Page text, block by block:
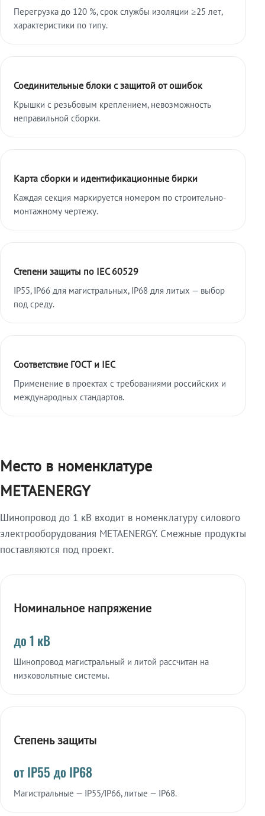
Перегрузка до 120 %, срок службы изоляции ≥25 лет,
характеристики по типу.
Соединительные блоки с защитой от ошибок
Крышки с резьбовым креплением, невозможность
неправильной сборки.
Карта сборки и идентификационные бирки
Каждая секция маркируется номером по строительно-
монтажному чертежу.
Степени защиты по IEC 60529
IP55, IP66 для магистральных, IP68 для литых — выбор
под среду.
Соответствие ГОСТ и IEC
Применение в проектах с требованиями российских и
международных стандартов.
Место в номенклатуре
METAENERGY
Шинопровод до 1 кВ входит в номенклатуру силового
электрооборудования METAENERGY. Смежные продукты
поставляются под проект.
Номинальное напряжение
до 1 кВ
Шинопровод магистральный и литой рассчитан на
низковольтные системы.
Степень защиты
от IP55 до IP68
Магистральные — IP55/IP66, литые — IP68.